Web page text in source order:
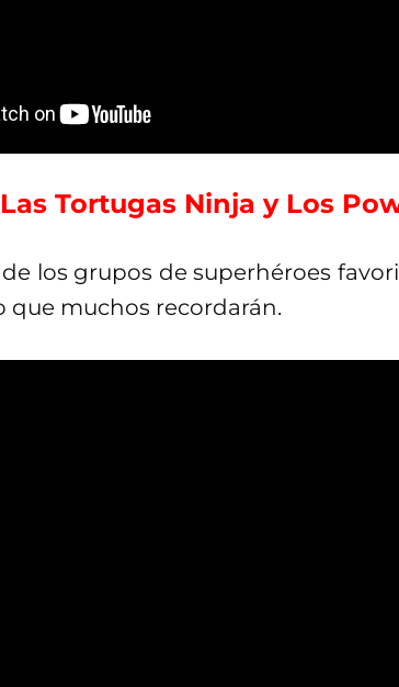
Las Tortugas Ninja y Los
de los grupos de superhéroes
que muchos recordarán.